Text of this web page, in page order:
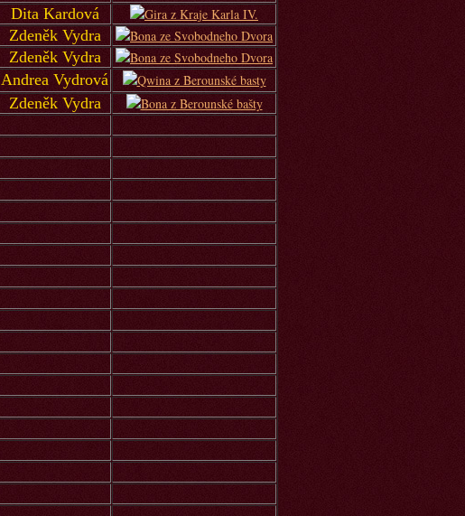
Dita Kardová
Zdeněk Vydra
Zdeněk Vydra
Andrea Vydrová
Zdeněk Vydra